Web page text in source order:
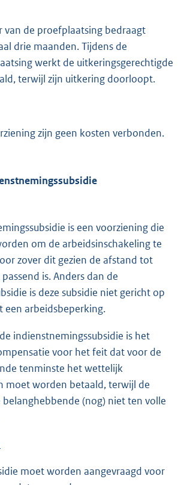
van de proefplaatsing bedraagt
drie maanden. Tijdens de
werkt de uitkeringsgerechtigde
terwijl zijn uitkering doorloopt.
zijn geen kosten verbonden.
is een voorziening die
om de arbeidsinschakeling te
zover dit gezien de afstand tot
is. Anders dan de
is deze subsidie niet gericht op
een arbeidsbeperking.
indienstnemingssubsidie is het
voor het feit dat voor de
tenminste het wettelijk
moet worden betaald, terwijl de
belanghebbende (nog) niet ten volle
moet worden aangevraagd voor